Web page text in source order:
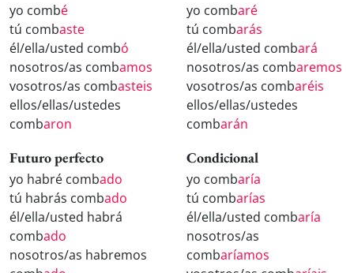
yo combé
tú combaste
él/ella/usted combó
nosotros/as combamos
vosotros/as combasteis
ellos/ellas/ustedes
combaron
yo combaré
tú combarás
él/ella/usted combará
nosotros/as combaremos
vosotros/as combaréis
ellos/ellas/ustedes
combarán
Futuro perfecto
yo habré combado
tú habrás combado
él/ella/usted habrá
combado
nosotros/as habremos
Condicional
yo combaría
tú combarías
él/ella/usted combaría
nosotros/as
combaríamos